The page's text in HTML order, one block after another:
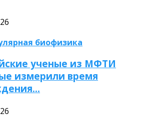
биофизика
ученые из МФТИ
измерили время